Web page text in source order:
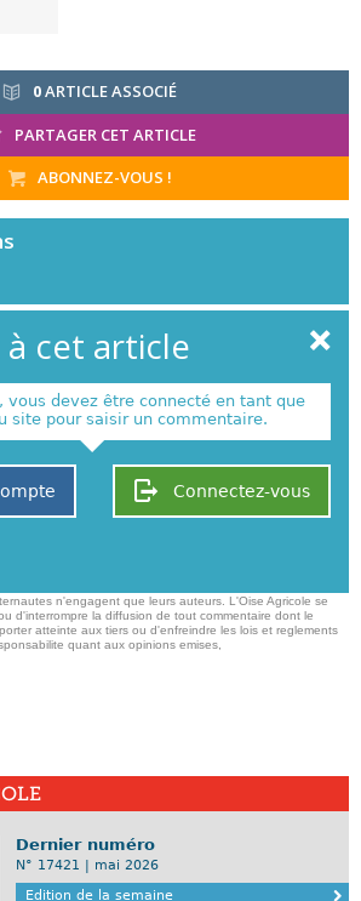
0ARTICLE ASSOCIÉ
PARTAGER CET ARTICLE
ABONNEZ-VOUS !
à cet article
, vous devez être connecté en tant que
site pour saisir un commentaire.
Connectez-vous
n'engagent que leurs auteurs. L'Oise Agricole se
d'interrompre la diffusion de tout commentaire dont le
atteinte aux tiers ou d'enfreindre les lois et reglements
quant aux opinions emises,
Dernier numéro
N° 17421 | mai 2026
Edition de la semaine